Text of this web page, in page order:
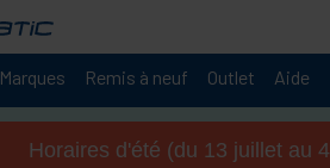
Marques Remis à neuf Outlet Aide
Horaires d'été (du 13 juillet au